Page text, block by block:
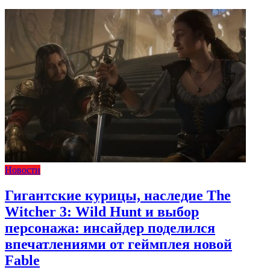
Новости
Гигантские курицы, наследие The
Witcher 3: Wild Hunt и выбор
персонажа: инсайдер поделился
впечатлениями от геймплея новой
Fable